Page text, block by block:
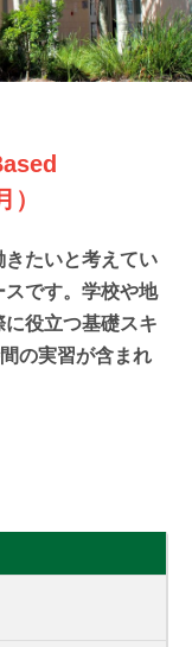
たいと考えてい
です。学校や地
役立つ基礎スキ
の実習が含まれ